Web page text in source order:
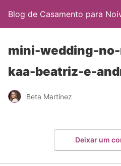
Blog de Casamento para
mini-wedding-
kaa-beatriz-e-
Beta Martinez
Deixar um